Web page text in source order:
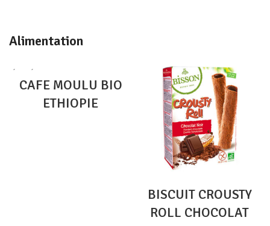
Alimentation
ÉPUISÉ
CAFE MOULU BIO
ETHIOPIE
BISCUIT CROUSTY
ROLL CHOCOLAT